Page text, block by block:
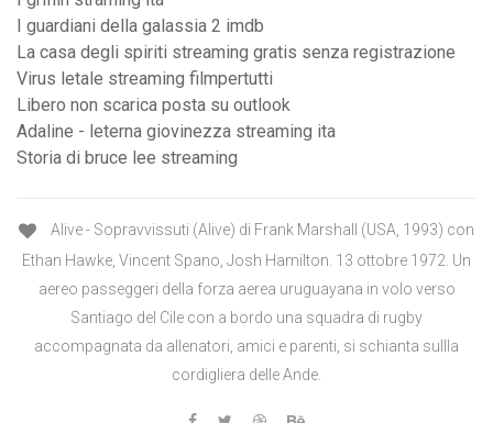
I guardiani della galassia 2 imdb
La casa degli spiriti streaming gratis senza registrazione
Virus letale streaming filmpertutti
Libero non scarica posta su outlook
Adaline - leterna giovinezza streaming ita
Storia di bruce lee streaming
Alive - Sopravvissuti (Alive) di Frank Marshall (USA, 1993) con
Ethan Hawke, Vincent Spano, Josh Hamilton. 13 ottobre 1972. Un
aereo passeggeri della forza aerea uruguayana in volo verso
Santiago del Cile con a bordo una squadra di rugby
accompagnata da allenatori, amici e parenti, si schianta sullla
cordigliera delle Ande.